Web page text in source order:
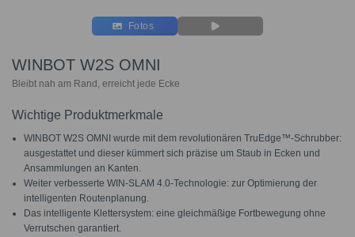
Fotos
WINBOT W2S OMNI
Bleibt nah am Rand, erreicht jede Ecke
Wichtige Produktmerkmale
WINBOT W2S OMNI wurde mit dem revolutionären TruEdge™-Schrubber:
ausgestattet und dieser kümmert sich präzise um Staub in Ecken und
Ansammlungen an Kanten.
Weiter verbesserte WIN-SLAM 4.0-Technologie: zur Optimierung der
intelligenten Routenplanung.
Das intelligente Klettersystem: eine gleichmäßige Fortbewegung ohne
Verrutschen garantiert.